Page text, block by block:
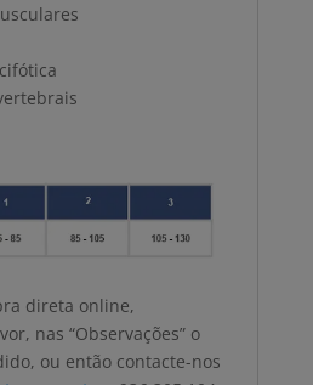
direta online,
nas “Observações” o
ou então contacte-nos